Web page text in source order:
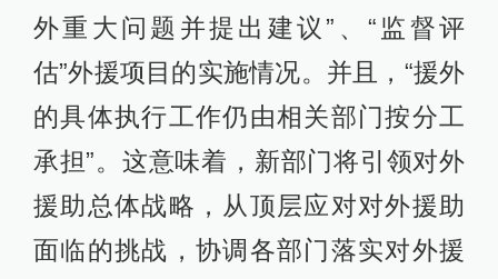
外重大问题并提出建议”、“监督评
估”外援项目的实施情况。并且，“援外
的具体执行工作仍由相关部门按分工
承担”。这意味着，新部门将引领对外
援助总体战略，从顶层应对对外援助
面临的挑战，协调各部门落实对外援